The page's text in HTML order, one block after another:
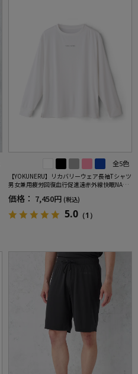
全5色
【YOKUNERU】リカバリーウェア長袖Tシャツ
男女兼用疲労回復血行促進遠赤外線快眠NANO
MIX(R)【一般医療機器】SS～LLサイズ
価格： 7,450円 (税込)
5.0 （1）